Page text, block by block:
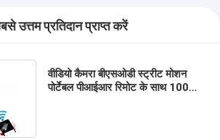
उत्तम प्रतिदान प्राप्त करें
वीडियो कैमरा बीएसओडी स्ट्रीट मोशन
पोर्टेबल पीआईआर रिमोट के साथ 100W